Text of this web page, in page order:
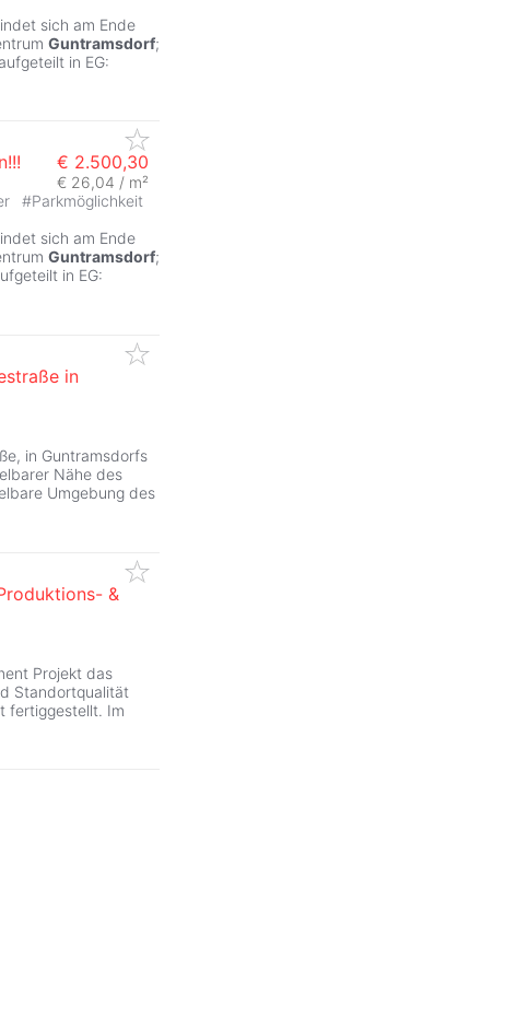
sich am Ende
Guntramsdorf;
in EG:
€ 2.500,30
€ 26,04 / m²
#Parkmöglichkeit
sich am Ende
Guntramsdorf;
in EG:
in
in Guntramsdorfs
Nähe des
Umgebung des
&
Projekt das
Standortqualität
fertiggestellt. Im